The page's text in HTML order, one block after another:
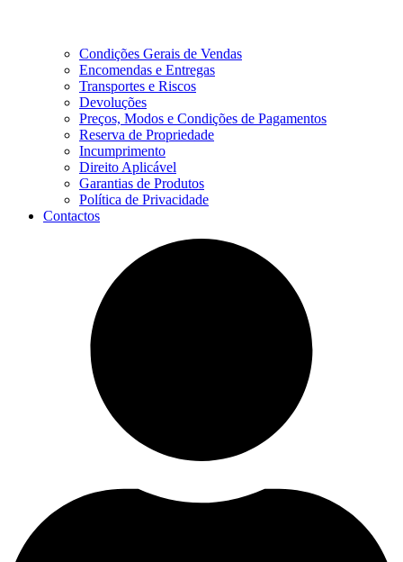
Condições Gerais de Vendas
Encomendas e Entregas
Transportes e Riscos
Devoluções
Preços, Modos e Condições de Pagamentos
Reserva de Propriedade
Incumprimento
Direito Aplicável
Garantias de Produtos
Política de Privacidade
Contactos